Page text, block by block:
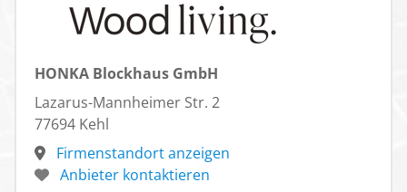
HONKA Blockhaus GmbH
Lazarus-Mannheimer Str. 2
77694 Kehl
Firmenstandort anzeigen
Anbieter kontaktieren